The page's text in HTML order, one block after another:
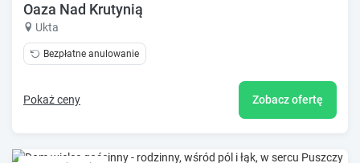
Oaza Nad Krutynią
Ukta
Bezpłatne anulowanie
Pokaż ceny Zobacz ofertę